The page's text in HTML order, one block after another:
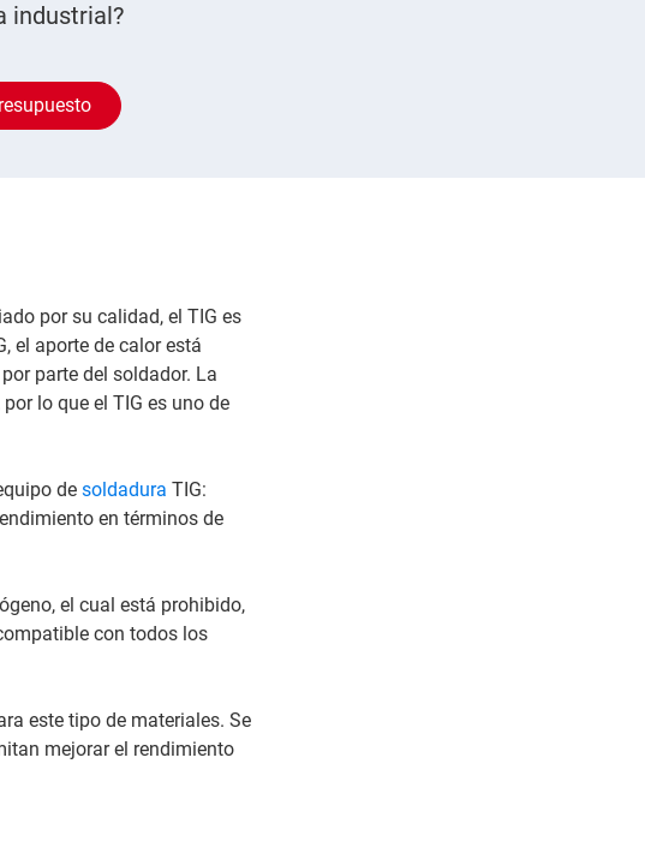
industrial?
por su calidad, el TIG es
el aporte de calor está
parte del soldador. La
lo que el TIG es uno de
de soldadura TIG:
en términos de
el cual está prohibido,
con todos los
este tipo de materiales. Se
mejorar el rendimiento